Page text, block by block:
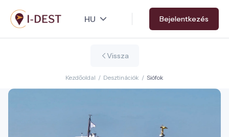
Ugrás
a
tartalomra
Bejelentkezés
Vissza
Kezdőoldal / Desztinációk / Siófok